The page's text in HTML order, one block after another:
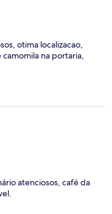
otima localizacao,
na portaria,
atenciosos, café da